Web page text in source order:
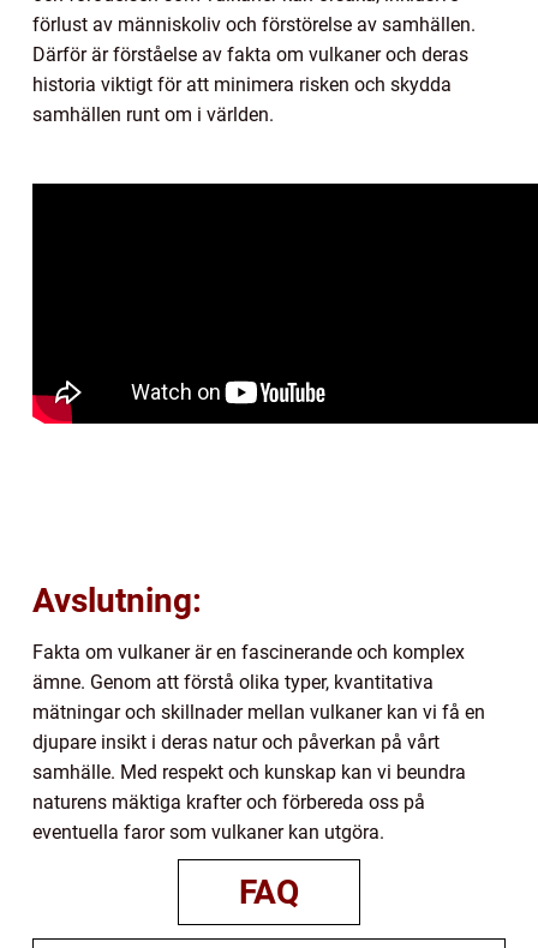
förlust av människoliv och förstörelse av samhällen.
Därför är förståelse av fakta om vulkaner och deras
historia viktigt för att minimera risken och skydda
samhällen runt om i världen.
Avslutning:
Fakta om vulkaner är en fascinerande och komplex
ämne. Genom att förstå olika typer, kvantitativa
mätningar och skillnader mellan vulkaner kan vi få en
djupare insikt i deras natur och påverkan på vårt
samhälle. Med respekt och kunskap kan vi beundra
naturens mäktiga krafter och förbereda oss på
eventuella faror som vulkaner kan utgöra.
FAQ